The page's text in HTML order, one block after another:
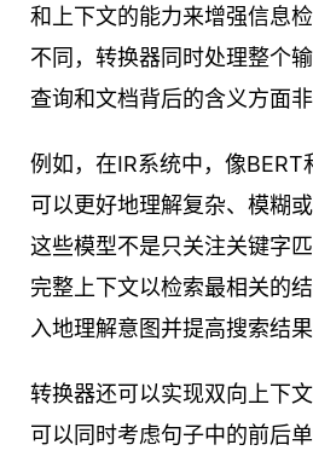
和上下文的能力来增强信息
不同，转换器同时处理整个
查询和文档背后的含义方面非
例如，在IR系统中，像BERT
可以更好地理解复杂、模糊
这些模型不是只关注关键字
完整上下文以检索最相关的
入地理解意图并提高搜索结果
转换器还可以实现双向上下
可以同时考虑句子中的前后